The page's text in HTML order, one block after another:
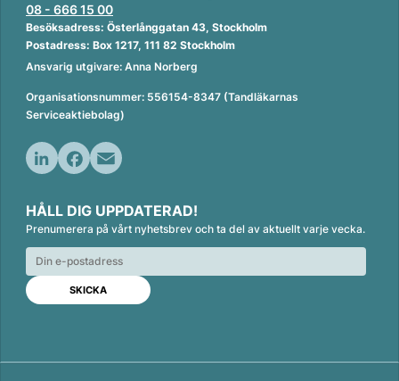
08 - 666 15 00
Besöksadress: Österlånggatan 43, Stockholm
Postadress: Box 1217, 111 82 Stockholm
Ansvarig utgivare: Anna Norberg
Organisationsnummer: 556154-8347 (Tandläkarnas
Serviceaktiebolag)
n
k
e
d
n
c
e
b
o
o
k
a
i
l
HÅLL DIG UPPDATERAD!
Prenumerera på vårt nyhetsbrev och ta del av aktuellt varje vecka.